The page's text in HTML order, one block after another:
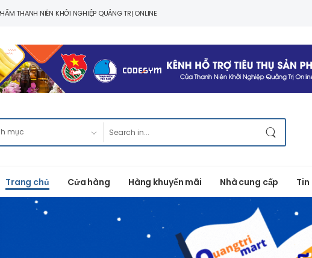
THANH NIÊN KHỞI NGHIỆP QUẢNG TRỊ ONLINE
Trang chủ Cửa hàng Hàng khuyến mãi Nhà cung cấp